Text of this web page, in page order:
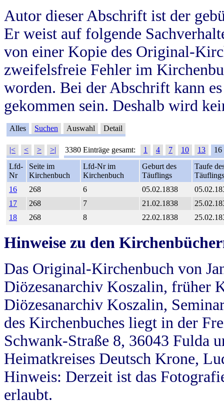
Autor dieser Abschrift ist der
Er weist auf folgende
von einer Kopie des Original-
zweifelsfreie Fehler im
worden. Bei der Abschrift kann
gekommen sein. Deshalb wird
Alles Suchen Auswahl Detail
|< < > >| 3380 Einträge gesamt: 1 4 7 10 13
16
Lfd-
Nr
Seite im
Kirchenbuch
Lfd-Nr im
Kirchenbuch
Geburt des
Täuflings
Taufe
Täuflings
16
268 6 05.02.1838
17
268 7 21.02.1838
18
268 8 22.02.1838
Hinweise zu den
Das Original-Kirchenbuch von
Diözesanarchiv Koszalin, früher
Diözesanarchiv Koszalin,
des Kirchenbuches liegt in der
Schwank-Straße 8, 36043 Fulda
Heimatkreises Deutsch Krone,
Hinweis: Derzeit ist das
erlaubt.